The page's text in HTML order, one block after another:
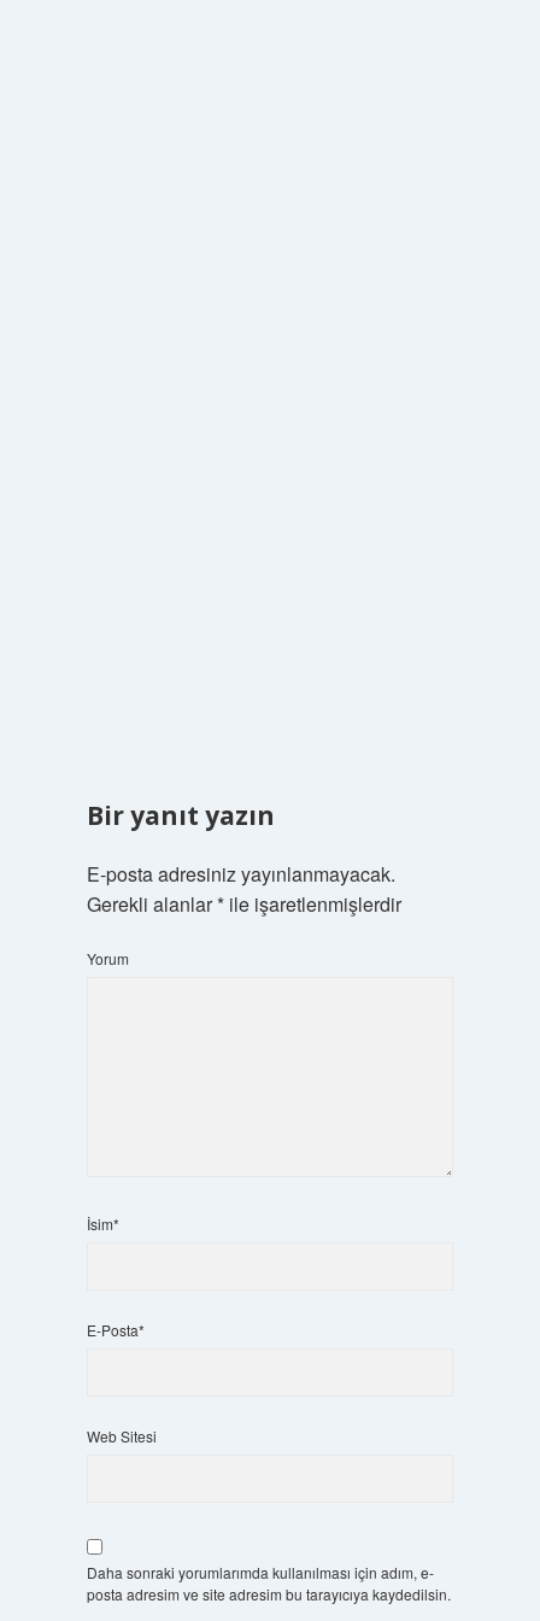
Bir yanıt yazın
E-posta adresiniz yayınlanmayacak.
Gerekli alanlar*ile işaretlenmişlerdir
Yorum
İsim*
E-Posta*
Web Sitesi
Daha sonraki yorumlarımda kullanılması için adım, e-
posta adresim ve site adresim bu tarayıcıya kaydedilsin.